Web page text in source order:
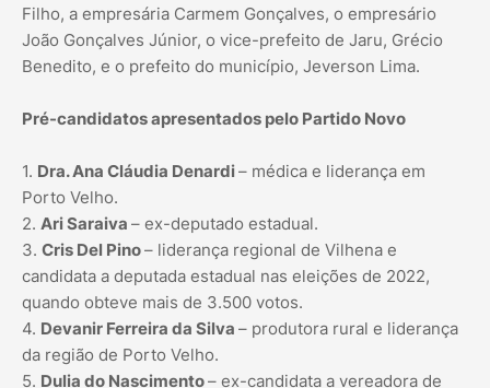
Filho, a empresária Carmem Gonçalves, o empresário
João Gonçalves Júnior, o vice-prefeito de Jaru, Grécio
Benedito, e o prefeito do município, Jeverson Lima.
Pré-candidatos apresentados pelo Partido Novo
1. Dra. Ana Cláudia Denardi– médica e liderança em
Porto Velho.
2. Ari Saraiva – ex-deputado estadual.
3. Cris Del Pino– liderança regional de Vilhena e
candidata a deputada estadual nas eleições de 2022,
quando obteve mais de 3.500 votos.
4. Devanir Ferreira da Silva – produtora rural e liderança
da região de Porto Velho.
5. Dulia do Nascimento– ex-candidata a vereadora de